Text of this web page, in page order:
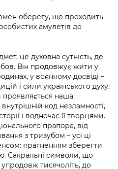
оберегу, що проходить
особистих амулетів до
це духовна сутність, де
Він продовжує жити у
у воєнному досвіді –
і сили українського духу.
проявляється наша
код незламності,
і водночас її творцями.
прапора, від
з тризубом – усі ці
прагненням зберегти
Сакральні символи, що
тисячоліть, до